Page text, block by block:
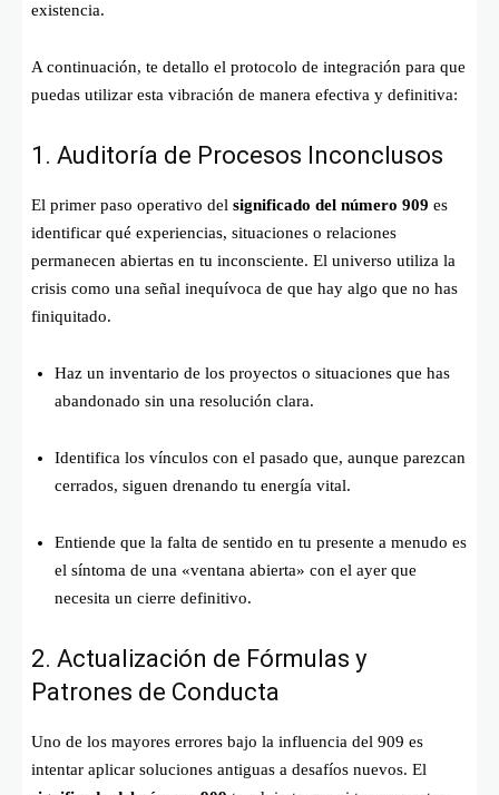
existencia.
A continuación, te detallo el protocolo de integración para que
puedas utilizar esta vibración de manera efectiva y definitiva:
1. Auditoría de Procesos Inconclusos
El primer paso operativo del significado del número 909 es
identificar qué experiencias, situaciones o relaciones
permanecen abiertas en tu inconsciente. El universo utiliza la
crisis como una señal inequívoca de que hay algo que no has
finiquitado.
Haz un inventario de los proyectos o situaciones que has
abandonado sin una resolución clara.
Identifica los vínculos con el pasado que, aunque parezcan
cerrados, siguen drenando tu energía vital.
Entiende que la falta de sentido en tu presente a menudo es
el síntoma de una «ventana abierta» con el ayer que
necesita un cierre definitivo.
2. Actualización de Fórmulas y
Patrones de Conducta
Uno de los mayores errores bajo la influencia del 909 es
intentar aplicar soluciones antiguas a desafíos nuevos. El